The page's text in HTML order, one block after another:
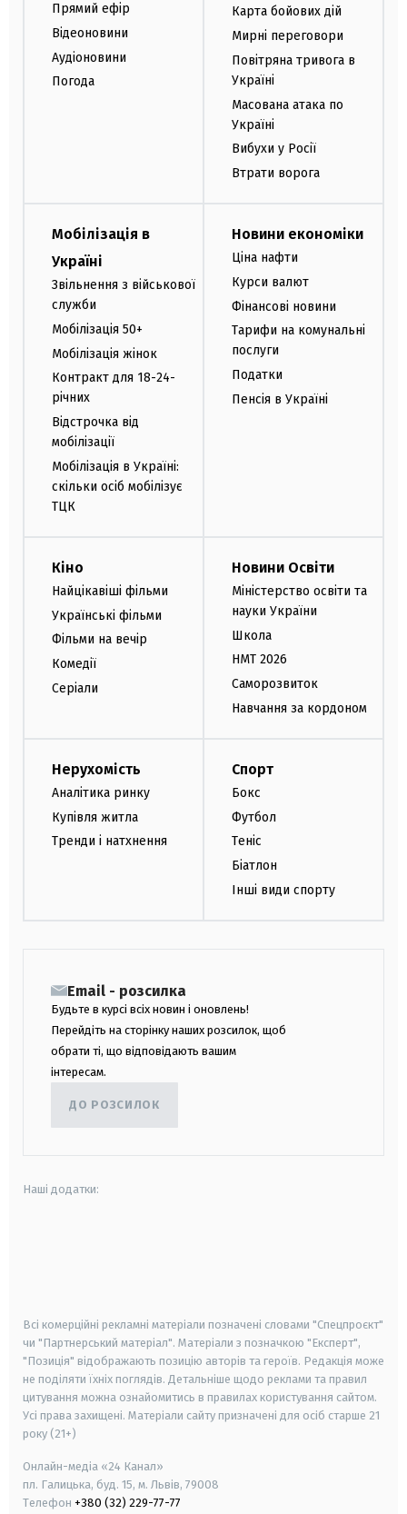
Прямий ефір
Відеоновини
Аудіоновини
Погода
Карта бойових дій
Мирні переговори
Повітряна тривога в
Україні
Масована атака по
Україні
Вибухи у Росії
Втрати ворога
Мобілізація в
Україні
Звільнення з військової
служби
Мобілізація 50+
Мобілізація жінок
Контракт для 18-24-
річних
Відстрочка від
мобілізації
Мобілізація в Україні:
скільки осіб мобілізує
ТЦК
Новини економіки
Ціна нафти
Курси валют
Фінансові новини
Тарифи на комунальні
послуги
Податки
Пенсія в Україні
Кіно
Найцікавіші фільми
Українські фільми
Фільми на вечір
Комедії
Серіали
Новини Освіти
Міністерство освіти та
науки України
Школа
НМТ 2026
Саморозвиток
Навчання за кордоном
Нерухомість
Аналітика ринку
Купівля житла
Тренди і натхнення
Спорт
Бокс
Футбол
Теніс
Біатлон
Інші види спорту
Email - розсилка
Будьте в курсі всіх новин і оновлень!
Перейдіть на сторінку наших розсилок, щоб
обрати ті, що відповідають вашим
інтересам.
ДО РОЗСИЛОК
Наші додатки:
Всі комерційні рекламні матеріали позначені словами "Спецпроєкт"
чи "Партнерський матеріал". Матеріали з позначкою "Експерт",
"Позиція" відображають позицію авторів та героїв. Редакція може
не поділяти їхніх поглядів. Детальніше щодо реклами та правил
цитування можна ознайомитись в правилах користування сайтом.
Усі права захищені. Матеріали сайту призначені для осіб старше 21
року (21+)
Онлайн-медіа «24 Канал»
пл. Галицька, буд. 15, м. Львів, 79008
Телефон +380 (32) 229-77-77